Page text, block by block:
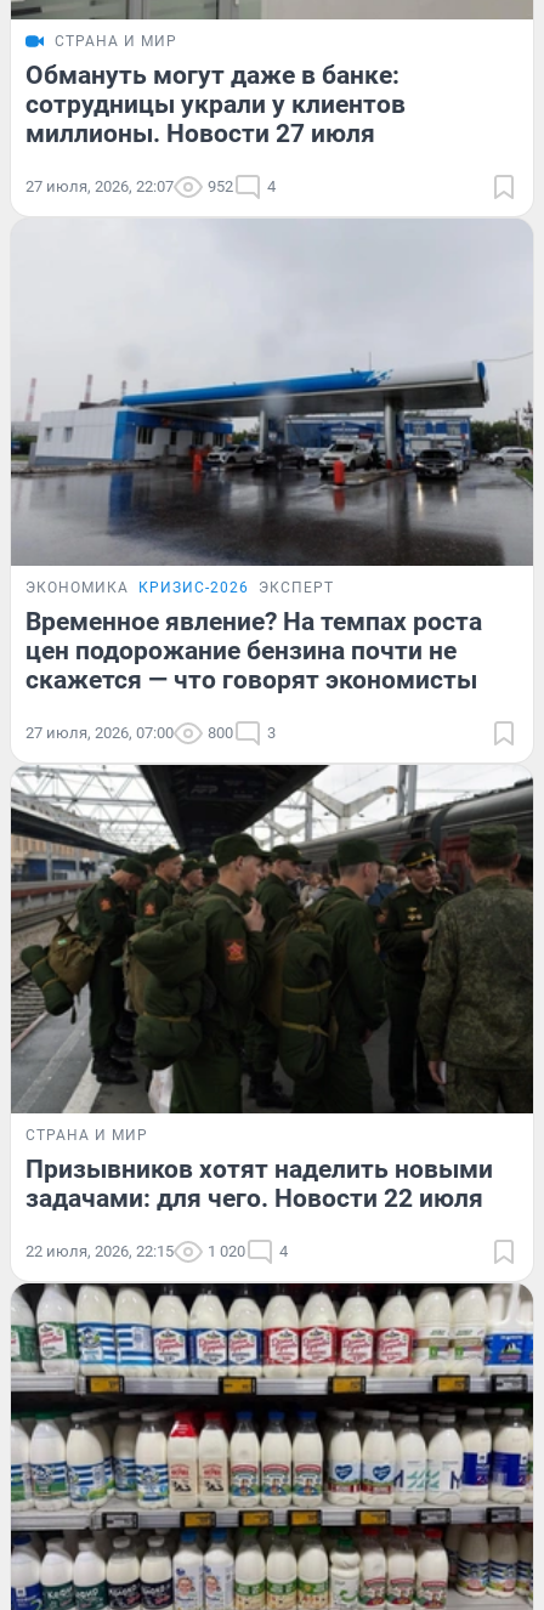
СТРАНА И МИР
Обмануть могут даже в банке:
сотрудницы украли у клиентов
миллионы. Новости 27 июля
27 июля, 2026, 22:07 952 4
ЭКОНОМИКА КРИЗИС-2026 ЭКСПЕРТ
Временное явление? На темпах роста
цен подорожание бензина почти не
скажется — что говорят экономисты
27 июля, 2026, 07:00 800 3
СТРАНА И МИР
Призывников хотят наделить новыми
задачами: для чего. Новости 22 июля
22 июля, 2026, 22:15 1 020 4